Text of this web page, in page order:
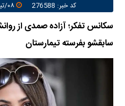
کد خبر: 276588
۰۸/تیر/۱۴۰۵ ۱۰:۳۹:۵۲
سکانس تفکر؛ آزاده صمدی از
سابقشو بفرسته تیمارستان